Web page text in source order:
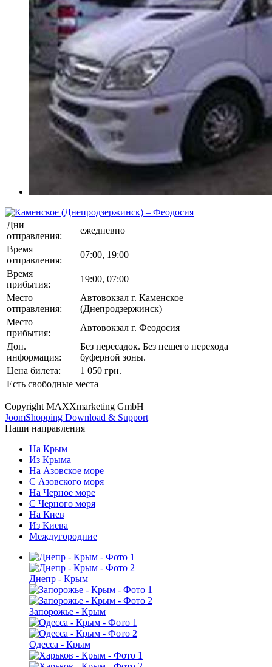
Дни
отправления:
ежедневно
Время
отправления:
07:00, 19:00
Время
прибытия:
19:00, 07:00
Место
отправления:
Автовокзал г. Каменское
(Днепродзержинск)
Место
прибытия:
Автовокзал г. Феодосия
Доп.
информация:
Без пересадок. Без пешего перехода
буферной зоны.
Цена билета:
1 050 грн.
Есть свободные места
Copyright MAXXmarketing GmbH
JoomShopping Download & Support
Наши направления
На Крым
Из Крыма
На Азовское море
С Азовского моря
На Черное море
С Черного моря
На Киев
Из Киева
Междугородние
Днепр - Крым
Запорожье - Крым
Одесса - Крым